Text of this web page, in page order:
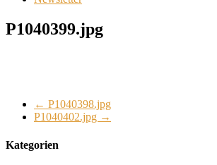
P1040399.jpg
← P1040398.jpg
P1040402.jpg →
Kategorien